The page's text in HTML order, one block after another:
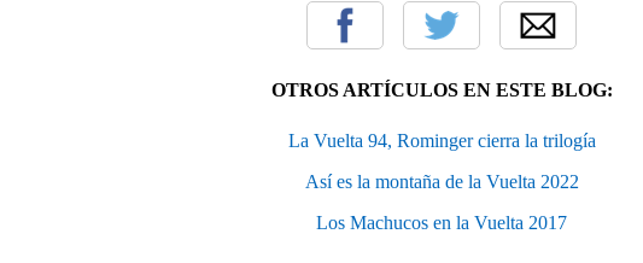
OTROS ARTÍCULOS EN ESTE BLOG:
La Vuelta 94, Rominger cierra la trilogía
Así es la montaña de la Vuelta 2022
Los Machucos en la Vuelta 2017